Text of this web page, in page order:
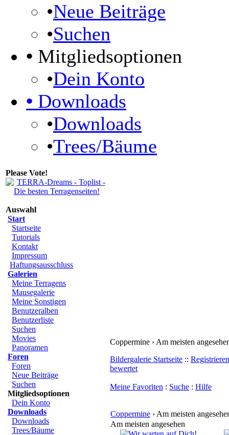
•Neue Beiträge
•Suchen
• Mitgliedsoptionen
•Dein Konto
• Downloads
•Downloads
•Trees/Bäume
Please Vote!
Auswahl
Start
Startseite
Tutorials
Kontakt
Impressum
Haftungsausschluss
Galerien
Meine Terragens
Mausegalerie
Meine Sonstigen
Benutzeralben
Benutzerliste
Suchen
Movies
Panoramen
Foren
Foren
Neue Beiträge
Suchen
Mitgliedsoptionen
Dein Konto
Downloads
Downloads
Trees/Bäume
Coppermine › Am meisten
Bildergalerie Startseite :: Registrieren
bewertet
Meine Favoriten : Suche : Hilfe
Coppermine › Am meisten
Am meisten angesehen